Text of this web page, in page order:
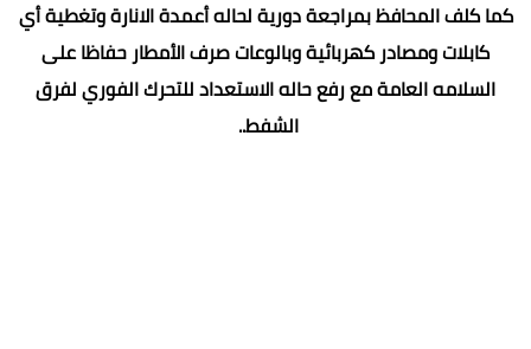
كما كلف المحافظ بمراجعة دورية لحاله أعمدة الانارة وتغطية أي
كابلات ومصادر كهربائية وبالوعات صرف الأمطار حفاظا على
السلامه العامة مع رفع حاله الاستعداد للتحرك الفوري لفرق
الشفط..